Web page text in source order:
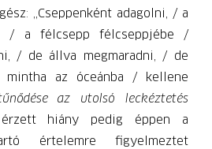
„Cseppenként adagolni, / a
/ a félcsepp félcseppjébe /
/ de állva megmaradni, / de
az óceánba / kellene
az utolsó leckéztetés
hiány pedig éppen a
értelemre figyelmeztet